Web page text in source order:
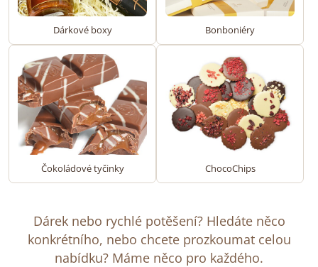
Dárkové boxy Bonboniéry
Čokoládové tyčinky ChocoChips
Dárek nebo rychlé potěšení? Hledáte něco
konkrétního, nebo chcete prozkoumat celou
nabídku? Máme něco pro každého.